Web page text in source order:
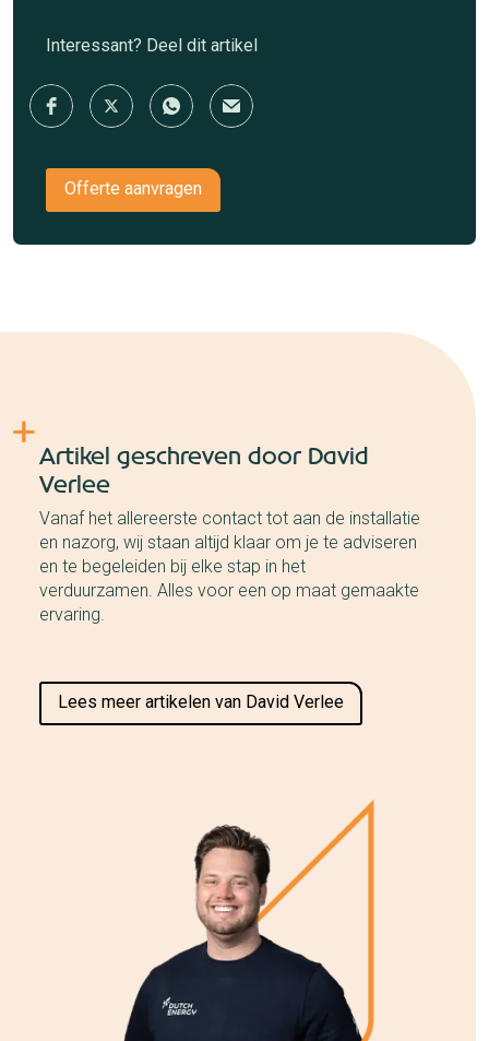
Interessant? Deel dit artikel
Offerte aanvragen
Artikel geschreven door David
Verlee
Vanaf het allereerste contact tot aan de installatie
en nazorg, wij staan altijd klaar om je te adviseren
en te begeleiden bij elke stap in het
verduurzamen. Alles voor een op maat gemaakte
ervaring.
Lees meer artikelen van David Verlee